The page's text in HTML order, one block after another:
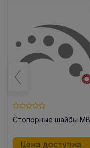
Стопорные шайбы
Цена доступна